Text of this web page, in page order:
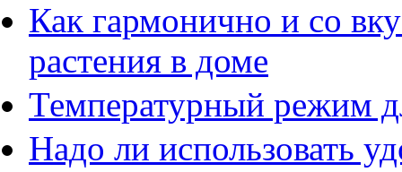
Как гармонично и со
растения в доме
Температурный режим
Надо ли использовать